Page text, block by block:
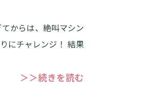
からは、絶叫マシン
にチャレンジ！ 結果
＞＞続きを読む